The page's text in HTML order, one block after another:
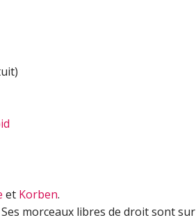
et Korben.
Ses morceaux libres de droit sont sur